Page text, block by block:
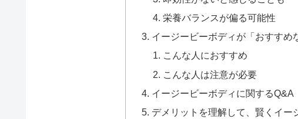
栄養バランスが偏る可能性
イージービーボディが「おすすめ
こんな人におすすめ
こんな人は注意が必要
イージービーボディに関するQ&A
デメリットを理解して、賢くイー